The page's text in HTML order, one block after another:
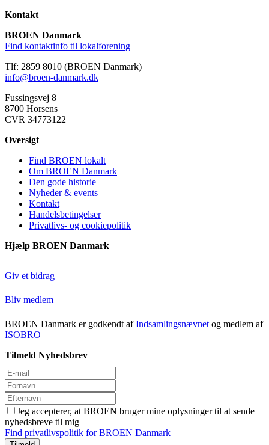
Kontakt
BROEN Danmark
Find kontaktinfo til lokalforening
Tlf: 2859 8010 (BROEN Danmark)
info@broen-danmark.dk
Fussingsvej 8
8700 Horsens
CVR 34773122
Oversigt
Find BROEN lokalt
Om BROEN Danmark
Den gode historie
Nyheder & events
Kontakt
Handelsbetingelser
Privatlivs- og cookiepolitik
Hjælp BROEN Danmark
Giv et bidrag
Bliv medlem
BROEN Danmark er godkendt afIndsamlingsnævnet og medlem af
ISOBRO
Tilmeld Nyhedsbrev
Jeg accepterer, at BROEN bruger mine oplysninger til at sende
nyhedsbreve til mig
Find privatlivspolitik for BROEN Danmark